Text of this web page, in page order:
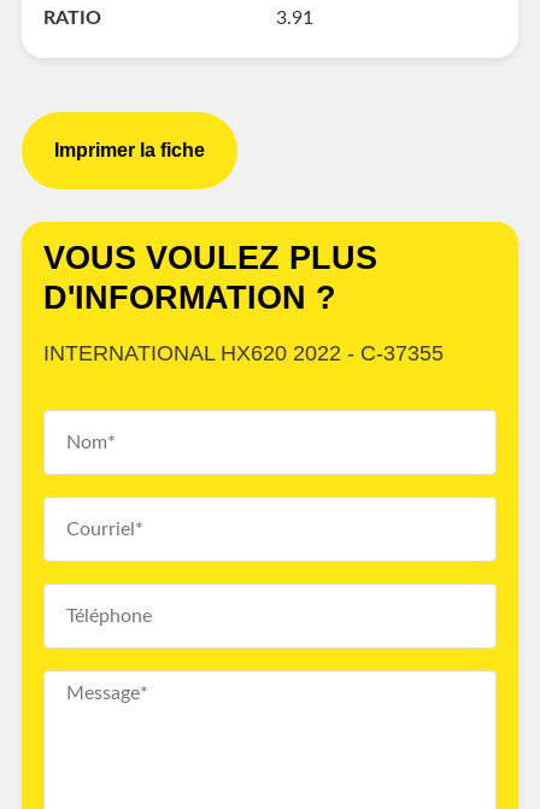
RATIO 3.91
Imprimer la fiche
VOUS VOULEZ PLUS
D'INFORMATION ?
INTERNATIONAL HX620 2022 - C-37355